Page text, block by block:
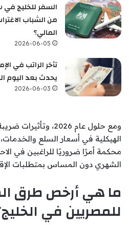
السفر للخليج
من الشباب
المالي؟
2026-06-05
تأخر الراتب في
يحدث بعد اليوم
2026-06-03
ومع حلول عام 2026،
الهيكلية في أسعار السلع
محكمة أمرًا ضروريًا للراغبين في
الشهري دون المساس بمتطلبات
ما هي أرخص طرق
للمصريين في